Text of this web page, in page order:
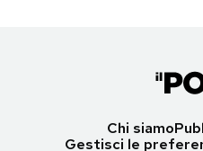
Chi siamo
Gestisci le